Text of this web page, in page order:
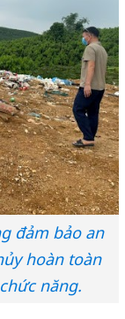
đảm bảo an
hoàn toàn
năng.